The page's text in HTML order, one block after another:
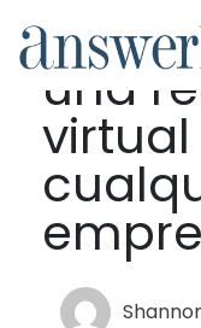
Las
una